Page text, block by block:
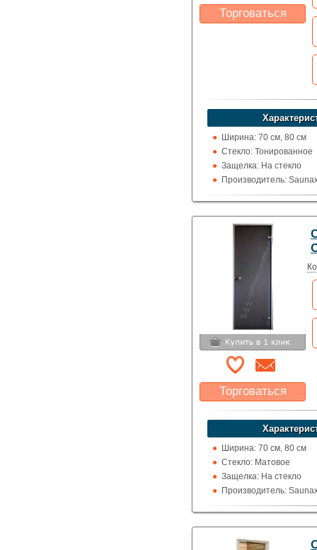
Торговаться
Ширина: 70 см, 80 см
Стекло: Тонированное
Защелка: На стекло
Производитель:
Высота: 190 см, 200
Торговаться
Какая цена Вас
устроит?
Указать цену
Ширина: 70 см, 80 см
Стекло: Матовое
Защелка: На стекло
Производитель:
Высота: 190 см, 200